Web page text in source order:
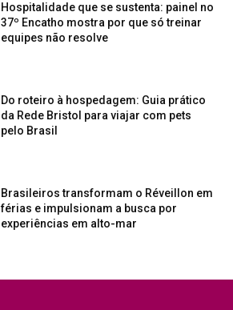
Hospitalidade que se sustenta: painel no
37º Encatho mostra por que só treinar
equipes não resolve
Do roteiro à hospedagem: Guia prático
da Rede Bristol para viajar com pets
pelo Brasil
Brasileiros transformam o Réveillon em
férias e impulsionam a busca por
experiências em alto-mar